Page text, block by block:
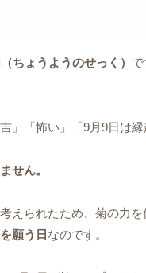
ちょうようのせっく）
」「怖い」「9月9日は
せん。
えられたため、菊の力
願う日 なのです。